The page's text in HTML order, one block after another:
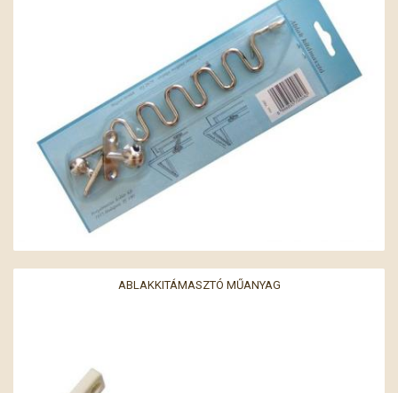
ABLAKKITÁMASZTÓ MŰANYAG